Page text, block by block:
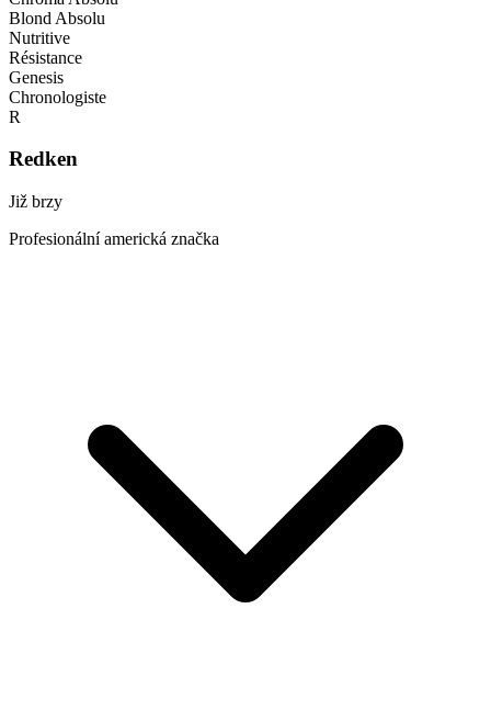
Blond Absolu
Nutritive
Résistance
Genesis
Chronologiste
R
Redken
Již brzy
Profesionální americká značka